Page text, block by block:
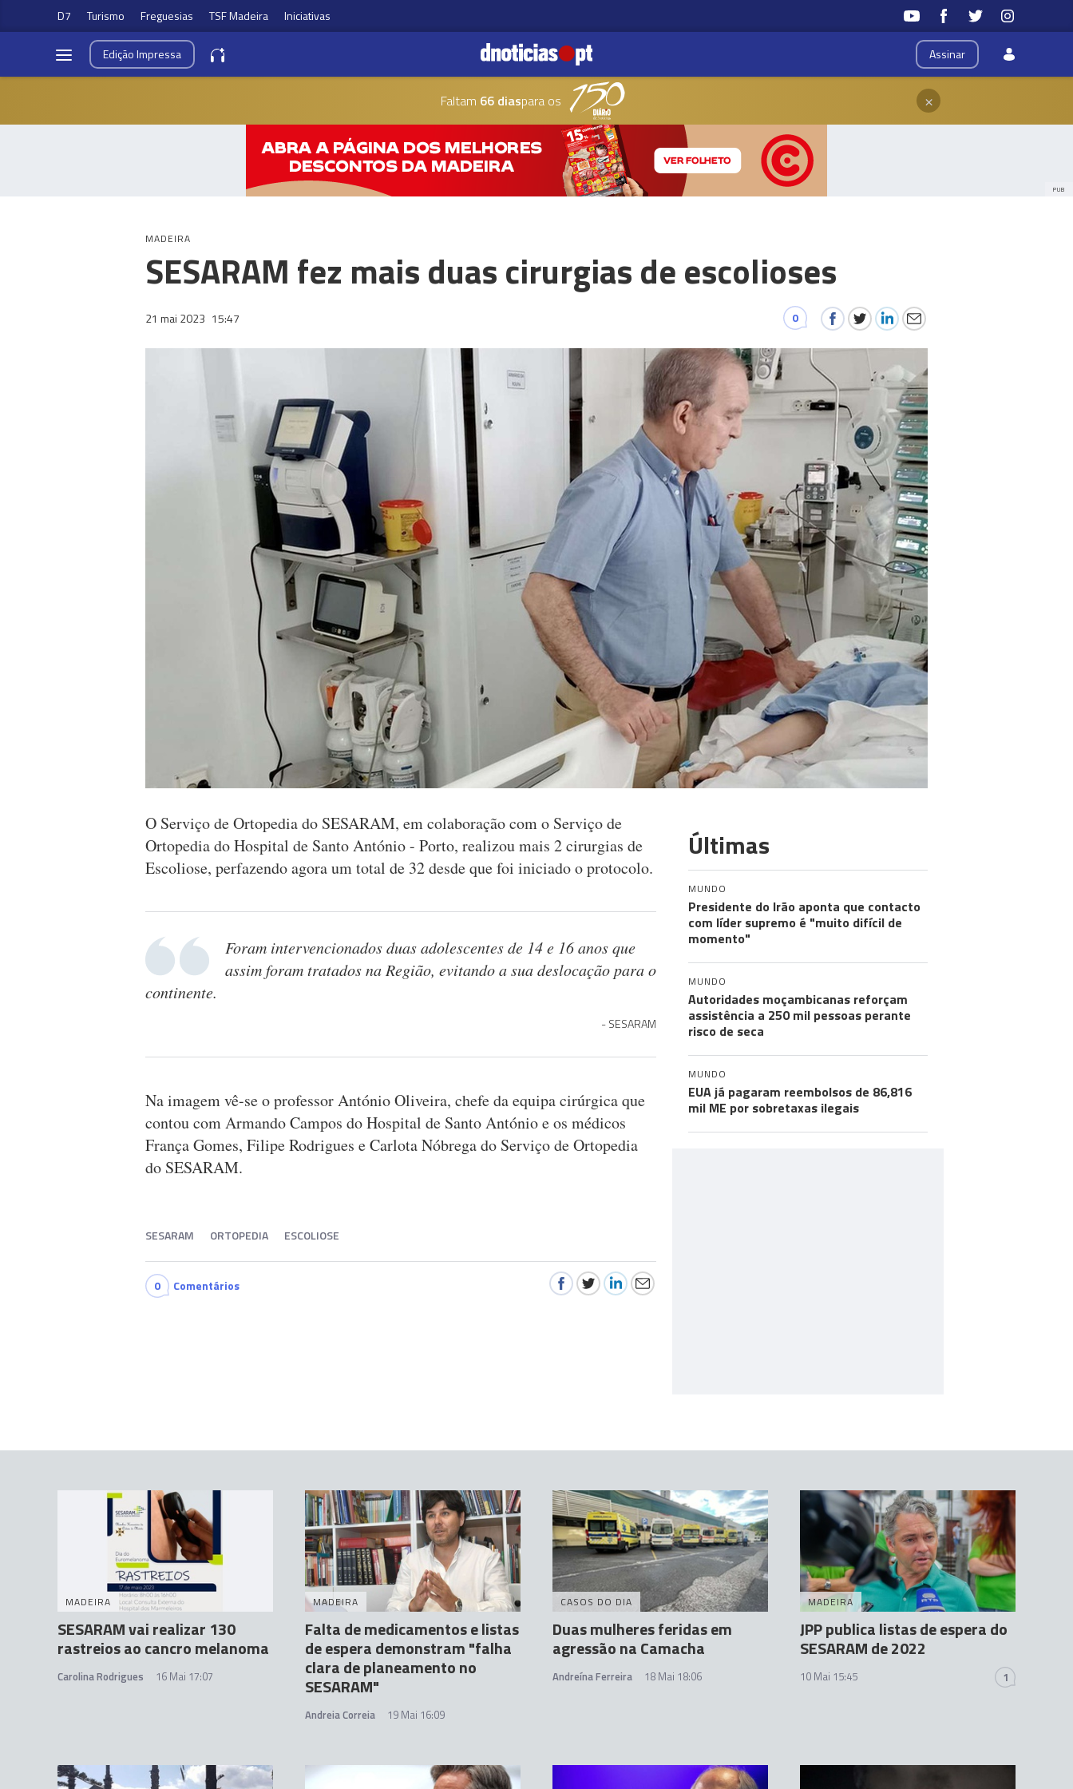
D7 Turismo Freguesias TSF Madeira Iniciativas
Assinar
EdiçãoImpressa
Faltam 66 diaspara os ×
PUB
MADEIRA
SESARAM fez mais duas cirurgias de escolioses
21 mai 2023 15:47 0
O Serviço de Ortopedia do SESARAM, em colaboração com o Serviço de
Ortopedia do Hospital de Santo António - Porto, realizou mais 2 cirurgias de
Escoliose, perfazendo agora um total de 32 desde que foi iniciado o protocolo.
Foram intervencionados duas adolescentes de 14 e 16 anos que
assim foram tratados na Região, evitando a sua deslocação para o
continente.
SESARAM
Na imagem vê-se o professor António Oliveira, chefe da equipa cirúrgica que
contou com Armando Campos do Hospital de Santo António e os médicos
França Gomes, Filipe Rodrigues e Carlota Nóbrega do Serviço de Ortopedia
do SESARAM.
SESARAM ORTOPEDIA ESCOLIOSE
0 Comentários
Últimas
MUNDO
Presidente do Irão aponta que contacto
com líder supremo é "muito difícil de
momento"
MUNDO
Autoridades moçambicanas reforçam
assistência a 250 mil pessoas perante
risco de seca
MUNDO
EUA já pagaram reembolsos de 86,816
mil ME por sobretaxas ilegais
MADEIRA
SESARAM vai realizar 130
rastreios ao cancro melanoma
Carolina Rodrigues 16 Mai 17:07
MADEIRA
Falta de medicamentos e listas
de espera demonstram "falha
clara de planeamento no
SESARAM"
Andreia Correia 19 Mai 16:09
CASOS DO DIA
Duas mulheres feridas em
agressão na Camacha
Andreína Ferreira 18 Mai 18:06
MADEIRA
JPP publica listas de espera do
SESARAM de 2022
10 Mai 15:45 1